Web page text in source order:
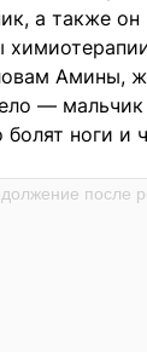
а также
Амины,
— мальчик
болят ноги и